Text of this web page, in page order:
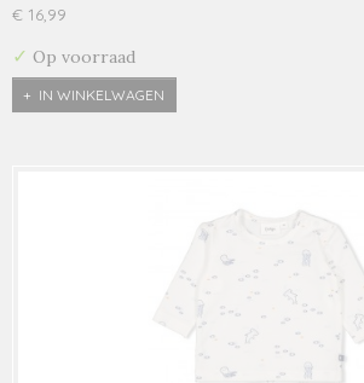
€ 16,99
✓ Op voorraad
IN WINKELWAGEN